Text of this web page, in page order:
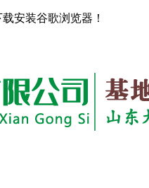
安装谷歌浏览器！